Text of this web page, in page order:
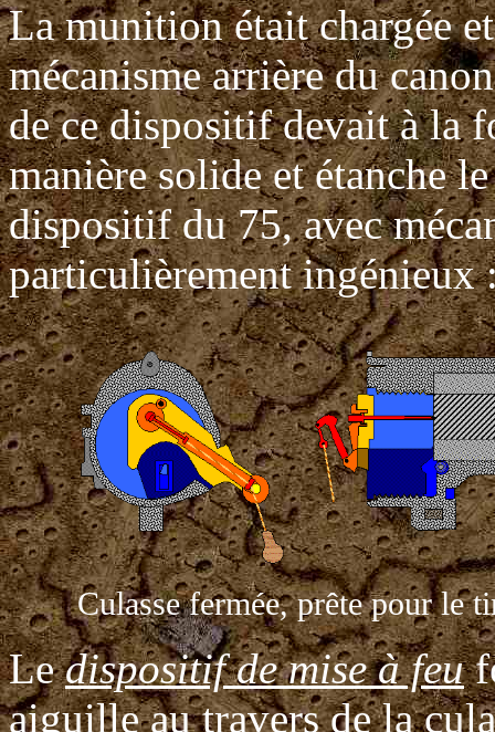
La munition était chargée
mécanisme arrière du
de ce dispositif devait à la
manière solide et étanche
dispositif du 75, avec
particulièrement ingénieux
Culasse fermée, prête pour le
Ledispositif de mise à feu
aiguille au travers de la